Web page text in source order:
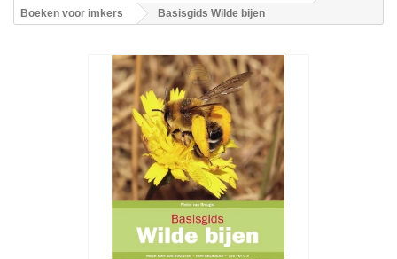
Boeken voor imkers
Basisgids Wilde bijen